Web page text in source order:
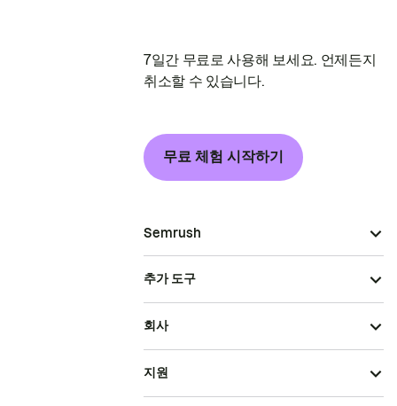
7일간 무료로 사용해 보세요. 언제든지
취소할 수 있습니다.
무료 체험 시작하기
Semrush
추가 도구
회사
지원